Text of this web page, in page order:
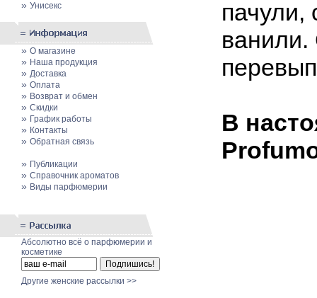
» Унисекс
» О магазине
» Наша продукция
» Доставка
» Оплата
» Возврат и обмен
» Скидки
» График работы
» Контакты
» Обратная связь
» Публикации
» Cправочник ароматов
» Виды парфюмерии
Абсолютно всё о парфюмерии и
косметике
Другие женские рассылки >>
пачули,
ванили.
В